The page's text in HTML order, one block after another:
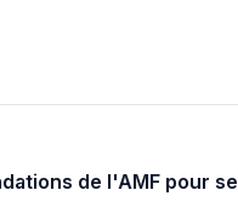
de l'AMF pour se